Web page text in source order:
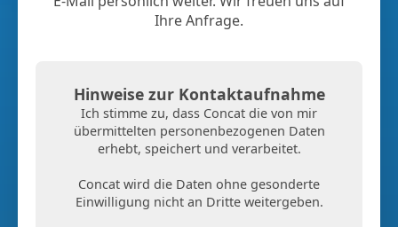
Ihre Anfrage.
Hinweise zur Kontaktaufnahme
Ich stimme zu, dass Concat die von mir
übermittelten personenbezogenen Daten
erhebt, speichert und verarbeitet.
Concat wird die Daten ohne gesonderte
Einwilligung nicht an Dritte weitergeben.